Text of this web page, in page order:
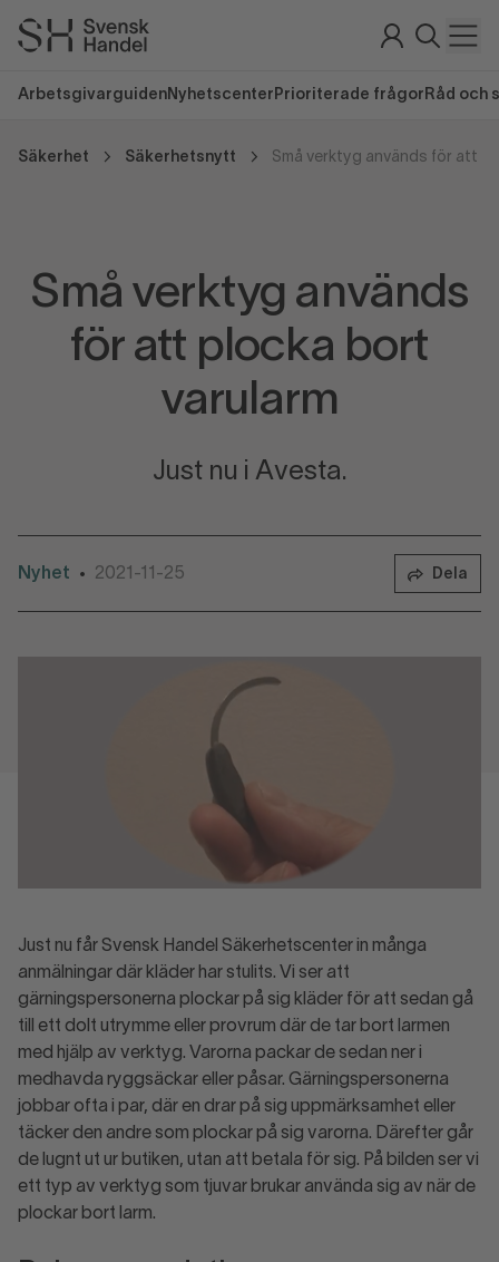
Arbetsgivarguiden Nyhetscenter Prioriterade frågor Råd och
Säkerhet Säkerhetsnytt
Små verktyg används
för att plocka bort
varularm
Just nu i Avesta.
Nyhet • 2021-11-25 Dela
Just nu får Svensk Handel Säkerhetscenter in många
anmälningar där kläder har stulits. Vi ser att
gärningspersonerna plockar på sig kläder för att sedan gå
till ett dolt utrymme eller provrum där de tar bort larmen
med hjälp av verktyg. Varorna packar de sedan ner i
medhavda ryggsäckar eller påsar. Gärningspersonerna
jobbar ofta i par, där en drar på sig uppmärksamhet eller
täcker den andre som plockar på sig varorna. Därefter går
de lugnt ut ur butiken, utan att betala för sig. På bilden ser vi
ett typ av verktyg som tjuvar brukar använda sig av när de
plockar bort larm.